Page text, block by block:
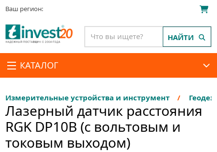
Ваш регион:
КАТАЛОГ
НАЙТИ
Измерительные устройства и инструмент
Лазерный датчик расстояния
RGK DP10B (с вольтовым и
токовым выходом)